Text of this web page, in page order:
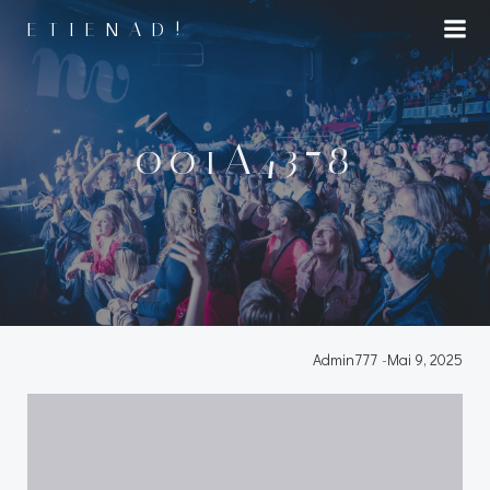
Aller
au
ETIENAD!
001A4378
Admin777 -Mai 9, 2025